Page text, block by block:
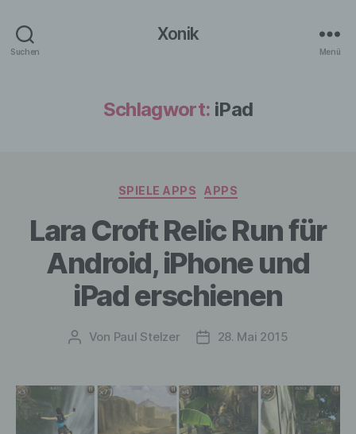
Suchen
Xonik
Menü
Schlagwort: iPad
Kategorien
SPIELE APPS APPS
Lara Croft Relic Run für
Android, iPhone und
iPad erschienen
Beitragsautor
Von Paul Stelzer Veröffentlichungsdatum
28. Mai 2015